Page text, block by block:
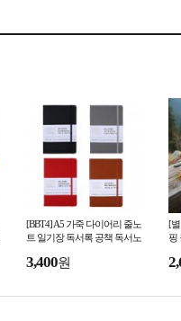
[BBT4] A5 가죽 다이어리 줄노
트 일기장 독서록 공책 독서노
트
3,400원
[
핑